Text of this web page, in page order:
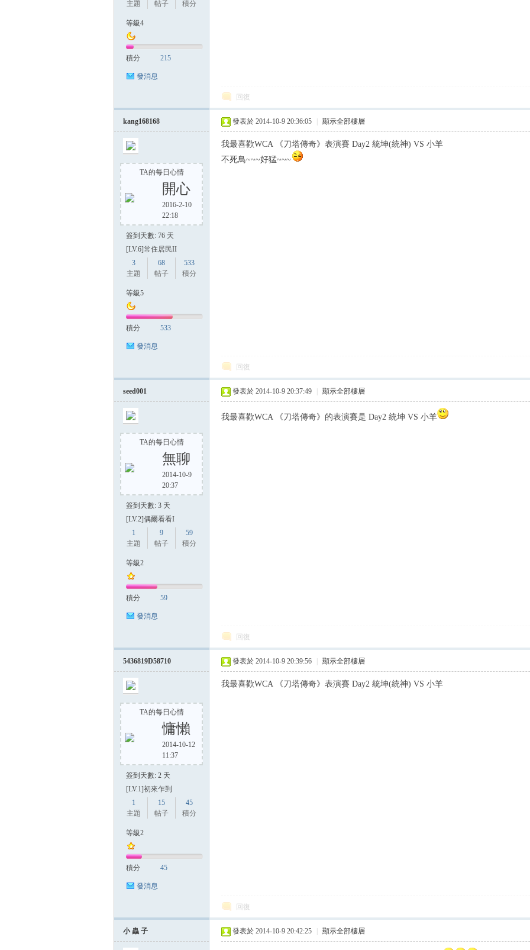
主題
帖子
積分
等級4
積分 215
發消息
回復
kang168168
TA的每日心情
開心
2016-2-10
22:18
簽到天數: 76 天
[LV.6]常住居民II
3
主題
68
帖子
533
積分
等級5
積分 533
發消息
發表於 2014-10-9 20:36:05 顯示全部樓層
我最喜歡WCA 《刀塔傳奇》表演賽 Day2 統坤(統神) VS 小羊
不死鳥~~~好猛~~~
回復
seed001
TA的每日心情
無聊
2014-10-9
20:37
簽到天數: 3 天
[LV.2]偶爾看看I
1
主題
9
帖子
59
積分
等級2
積分 59
發消息
發表於 2014-10-9 20:37:49 顯示全部樓層
我最喜歡WCA 《刀塔傳奇》的表演賽是 Day2 統坤 VS 小羊
回復
5436819D58710
TA的每日心情
慵懶
2014-10-12
11:37
簽到天數: 2 天
[LV.1]初來乍到
1
主題
15
帖子
45
積分
等級2
積分 45
發消息
發表於 2014-10-9 20:39:56 顯示全部樓層
我最喜歡WCA 《刀塔傳奇》表演賽 Day2 統坤(統神) VS 小羊
回復
小 蟲 子 發表於 2014-10-9 20:42:25 顯示全部樓層